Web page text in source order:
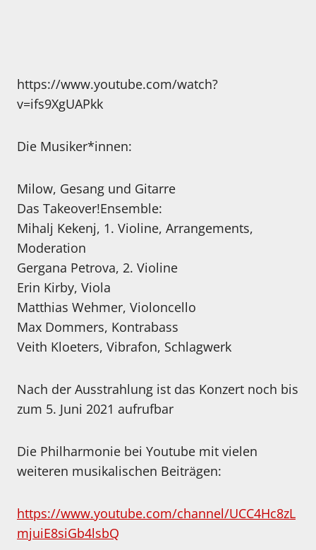
https://www.youtube.com/watch?
v=ifs9XgUAPkk
Die Musiker*innen:
Milow, Gesang und Gitarre
Das Takeover!Ensemble:
Mihalj Kekenj, 1. Violine, Arrangements,
Moderation
Gergana Petrova, 2. Violine
Erin Kirby, Viola
Matthias Wehmer, Violoncello
Max Dommers, Kontrabass
Veith Kloeters, Vibrafon, Schlagwerk
Nach der Ausstrahlung ist das Konzert noch bis
zum 5. Juni 2021 aufrufbar
Die Philharmonie bei Youtube mit vielen
weiteren musikalischen Beiträgen:
https://www.youtube.com/channel/UCC4Hc8zL
mjuiE8siGb4lsbQ